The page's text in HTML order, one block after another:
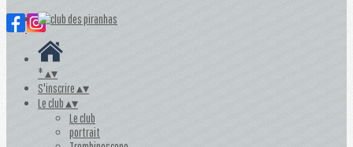
*▴▾
S'inscrire▴▾
Le club▴▾
Le club
portrait